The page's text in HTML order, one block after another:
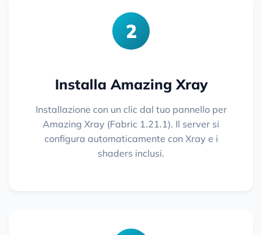
2
Installa Amazing Xray
Installazione con un clic dal tuo pannello per
Amazing Xray (Fabric 1.21.1). Il server si
configura automaticamente con Xray e i
shaders inclusi.